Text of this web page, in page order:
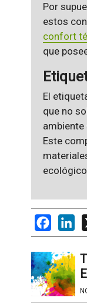
Por
estos
confort
que
El
que no
ambiente
Este